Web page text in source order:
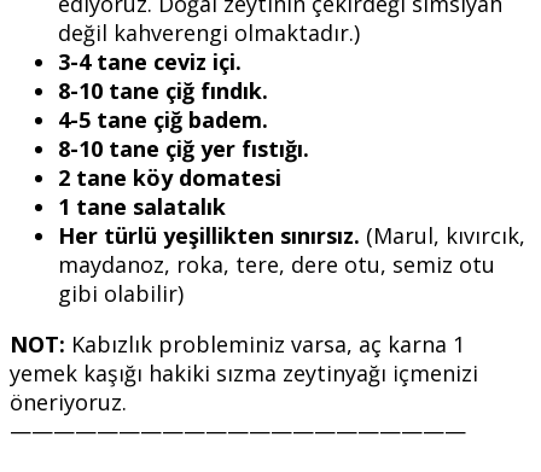
değil kahverengi olmaktadır.)
3-4 tane ceviz içi.
8-10 tane çiğ fındık.
4-5 tane çiğ badem.
8-10 tane çiğ yer fıstığı.
2 tane köy domatesi
1 tane salatalık
Her türlü yeşillikten sınırsız. (Marul, kıvırcık,
maydanoz, roka, tere, dere otu, semiz otu
gibi olabilir)
NOT: Kabızlık probleminiz varsa, aç karna 1
yemek kaşığı hakiki sızma zeytinyağı içmenizi
öneriyoruz.
—————————————————————